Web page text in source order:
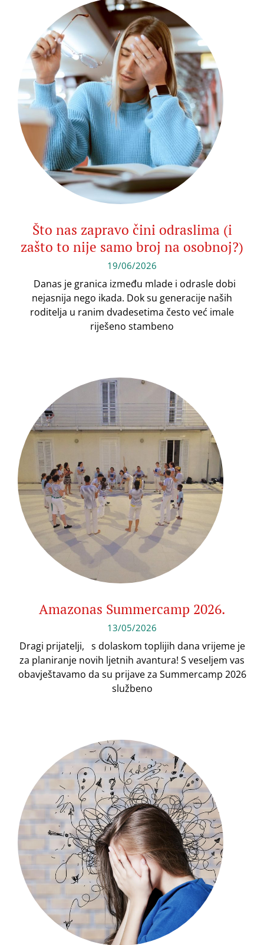
Što nas zapravo čini odraslima (i
zašto to nije samo broj na osobnoj?)
19/06/2026
Danas je granica između mlade i odrasle dobi
nejasnija nego ikada. Dok su generacije naših
roditelja u ranim dvadesetima često već imale
riješeno stambeno
Amazonas Summercamp 2026.
13/05/2026
Dragi prijatelji, s dolaskom toplijih dana vrijeme je
za planiranje novih ljetnih avantura! S veseljem vas
obavještavamo da su prijave za Summercamp 2026
službeno